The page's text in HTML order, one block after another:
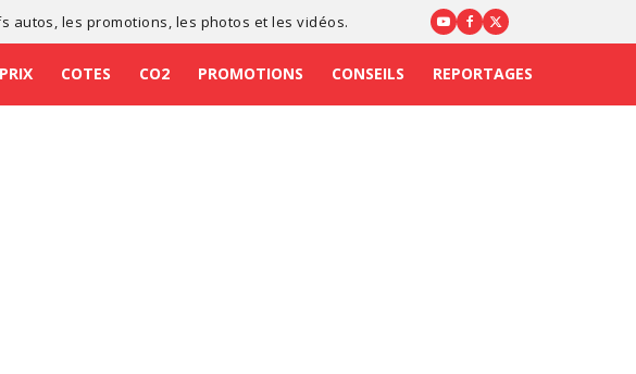
autos , les promotions , les photos et les vidéos.
PRIX COTES CO2 PROMOTIONS CONSEILS REPORTAGES